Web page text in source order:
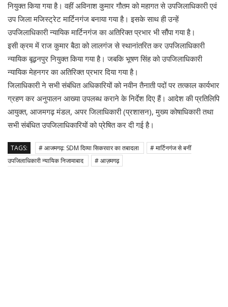
नियुक्त किया गया है। वहीं अविनाश कुमार गौतम को महागत से उपजिलाधिकारी एवं
उप जिला मजिस्ट्रेट मार्टिनगंज बनाया गया है। इसके साथ ही उन्हें
उपजिलाधिकारी न्यायिक मार्टिनगंज का अतिरिक्त प्रभार भी सौंपा गया है।
इसी क्रम में राज कुमार बैठा को लालगंज से स्थानांतरित कर उपजिलाधिकारी
न्यायिक बूढ़नपुर नियुक्त किया गया है। जबकि भूषण सिंह को उपजिलाधिकारी
न्यायिक मेहनगर का अतिरिक्त प्रभार दिया गया है।
जिलाधिकारी ने सभी संबंधित अधिकारियों को नवीन तैनाती पदों पर तत्काल कार्यभार
ग्रहण कर अनुपालन आख्या उपलब्ध कराने के निर्देश दिए हैं। आदेश की प्रतिलिपि
आयुक्त, आजमगढ़ मंडल, अपर जिलाधिकारी (प्रशासन), मुख्य कोषाधिकारी तथा
सभी संबंधित उपजिलाधिकारियों को प्रेषित कर दी गई है।
TAGS: # आजमगढ़: SDM दिव्या सिकरवार का तबादला
# मार्टिनगंज से बनीं
उपजिलाधिकारी न्यायिक निजामाबाद
# आज़मगढ़